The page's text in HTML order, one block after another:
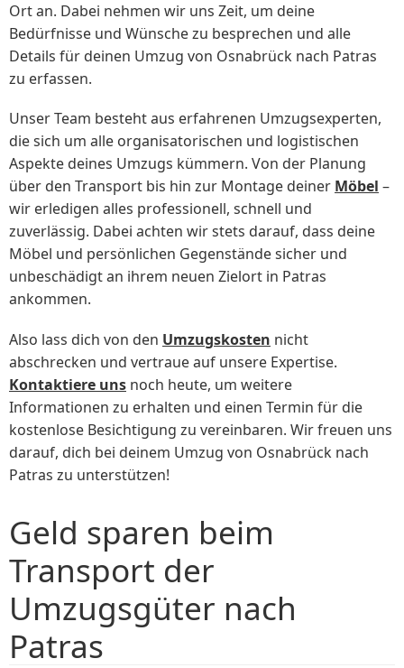
Ort an. Dabei nehmen wir uns Zeit, um deine
Bedürfnisse und Wünsche zu besprechen und alle
Details für deinen Umzug von Osnabrück nach Patras
zu erfassen.
Unser Team besteht aus erfahrenen Umzugsexperten,
die sich um alle organisatorischen und logistischen
Aspekte deines Umzugs kümmern. Von der Planung
über den Transport bis hin zur Montage deiner Möbel –
wir erledigen alles professionell, schnell und
zuverlässig. Dabei achten wir stets darauf, dass deine
Möbel und persönlichen Gegenstände sicher und
unbeschädigt an ihrem neuen Zielort in Patras
ankommen.
Also lass dich von den Umzugskosten nicht
abschrecken und vertraue auf unsere Expertise.
Kontaktiere uns noch heute, um weitere
Informationen zu erhalten und einen Termin für die
kostenlose Besichtigung zu vereinbaren. Wir freuen uns
darauf, dich bei deinem Umzug von Osnabrück nach
Patras zu unterstützen!
Geld sparen beim
Transport der
Umzugsgüter nach
Patras